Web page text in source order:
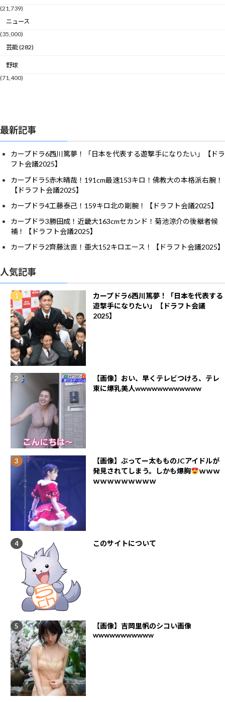
(21,739)
ニュース
(35,000)
芸能 (282)
野球
(71,400)
最新記事
カープドラ6西川篤夢！「日本を代表する遊撃手になりたい」【ドラ
フト会議2025】
カープドラ5赤木晴哉！191cm最速153キロ！佛教大の本格派右腕！
【ドラフト会議2025】
カープドラ4工藤泰己！159キロ北の剛腕！【ドラフト会議2025】
カープドラ3勝田成！近畿大163cmセカンド！菊池涼介の後継者候
補！【ドラフト会議2025】
カープドラ2齊藤汰直！亜大152キロエース！【ドラフト会議2025】
人気記事
カープドラ6西川篤夢！「日本を代表する
遊撃手になりたい」【ドラフト会議
2025】
【画像】おい、早くテレビつけろ、テレ
東に爆乳美人wwwwwwwwwwww
【画像】ぶってー太もものJCアイドルが
発見されてしまう。しかも爆胸
ｗｗｗ
ｗｗｗｗｗｗｗｗｗ
このサイトについて
【画像】吉岡里帆のシコい画像
wwwwwwwwwww